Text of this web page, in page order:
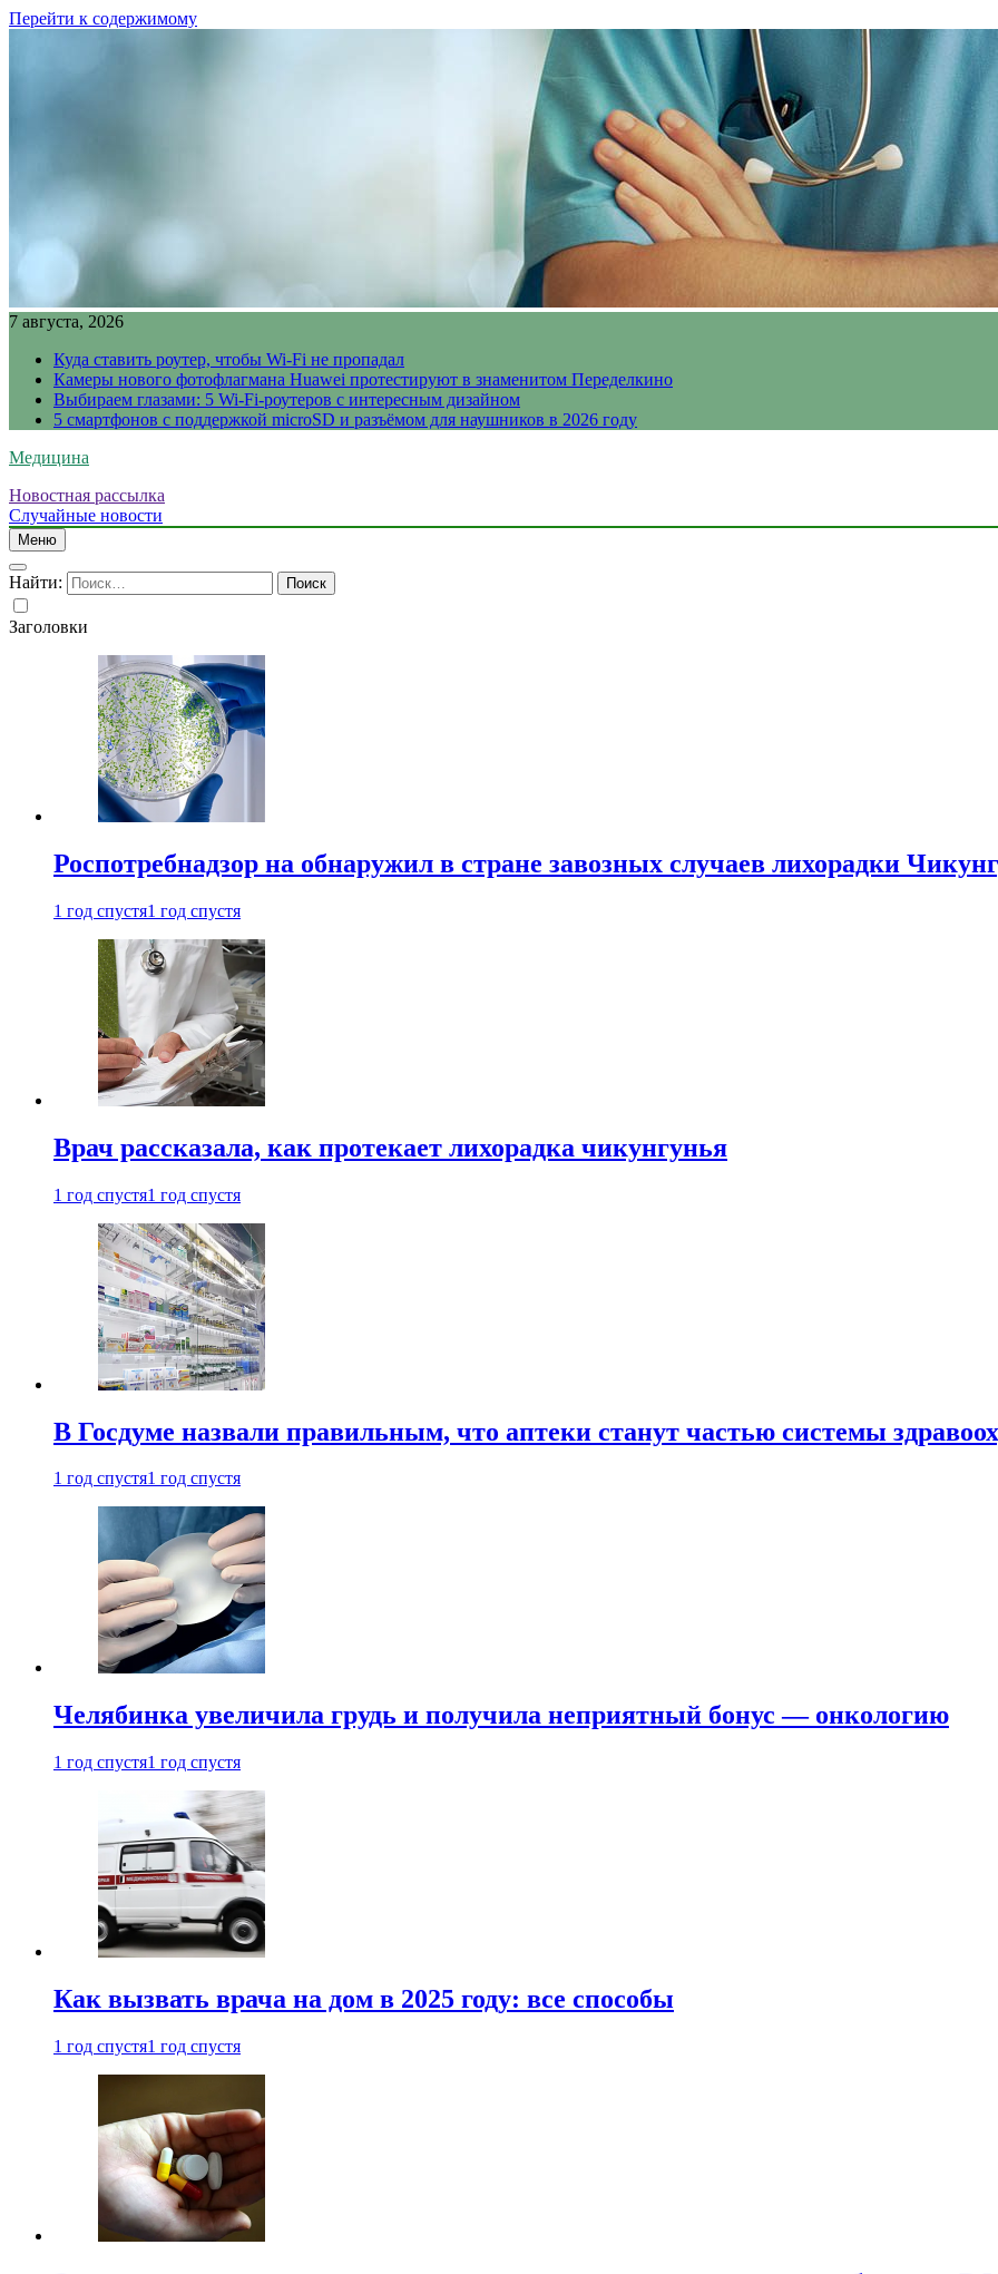
Перейти к содержимому
7 августа, 2026
Куда ставить роутер, чтобы Wi-Fi не пропадал
Камеры нового фотофлагмана Huawei протестируют в знаменитом Переделкино
Выбираем глазами: 5 Wi-Fi-роутеров с интересным дизайном
5 смартфонов с поддержкой microSD и разъёмом для наушников в 2026 году
Медицина
Новостная рассылка
Случайные новости
Меню
Найти:
Заголовки
Роспотребнадзор на обнаружил в стране завозных случаев лихорадки
1 год спустя1 год спустя
Врач рассказала, как протекает лихорадка чикунгунья
1 год спустя1 год спустя
В Госдуме назвали правильным, что аптеки станут частью системы
1 год спустя1 год спустя
Челябинка увеличила грудь и получила неприятный бонус — онкологию
1 год спустя1 год спустя
Как вызвать врача на дом в 2025 году: все способы
1 год спустя1 год спустя